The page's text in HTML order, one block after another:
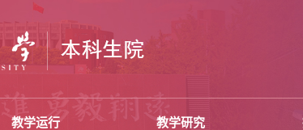
教学运行 教学研究